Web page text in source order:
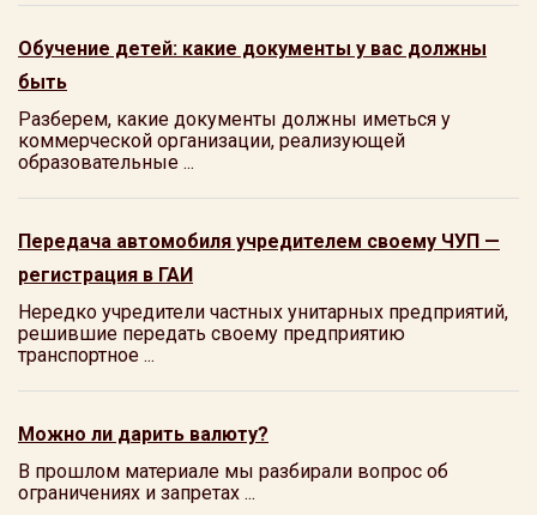
Обучение детей: какие документы у вас должны
быть
Разберем, какие документы должны иметься у
коммерческой организации, реализующей
образовательные ...
Передача автомобиля учредителем своему ЧУП —
регистрация в ГАИ
Нередко учредители частных унитарных предприятий,
решившие передать своему предприятию
транспортное ...
Можно ли дарить валюту?
В прошлом материале мы разбирали вопрос об
ограничениях и запретах ...